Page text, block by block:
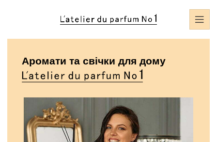
Аромати та свічки для дому